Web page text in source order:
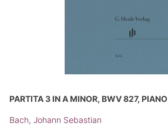
PARTITA 3 IN A MINOR, BWV 827, PIANO
Bach, Johann Sebastian